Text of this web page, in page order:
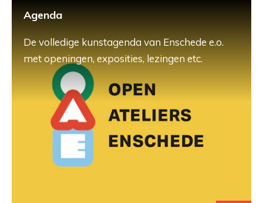
Agenda
De volledige kunstagenda van Enschede e.o.
met openingen, exposities, lezingen etc.